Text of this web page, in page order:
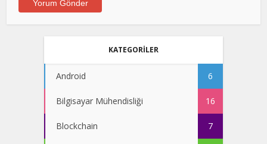
KATEGORİLER
Android 6
Bilgisayar Mühendisliği 16
Blockchain 7